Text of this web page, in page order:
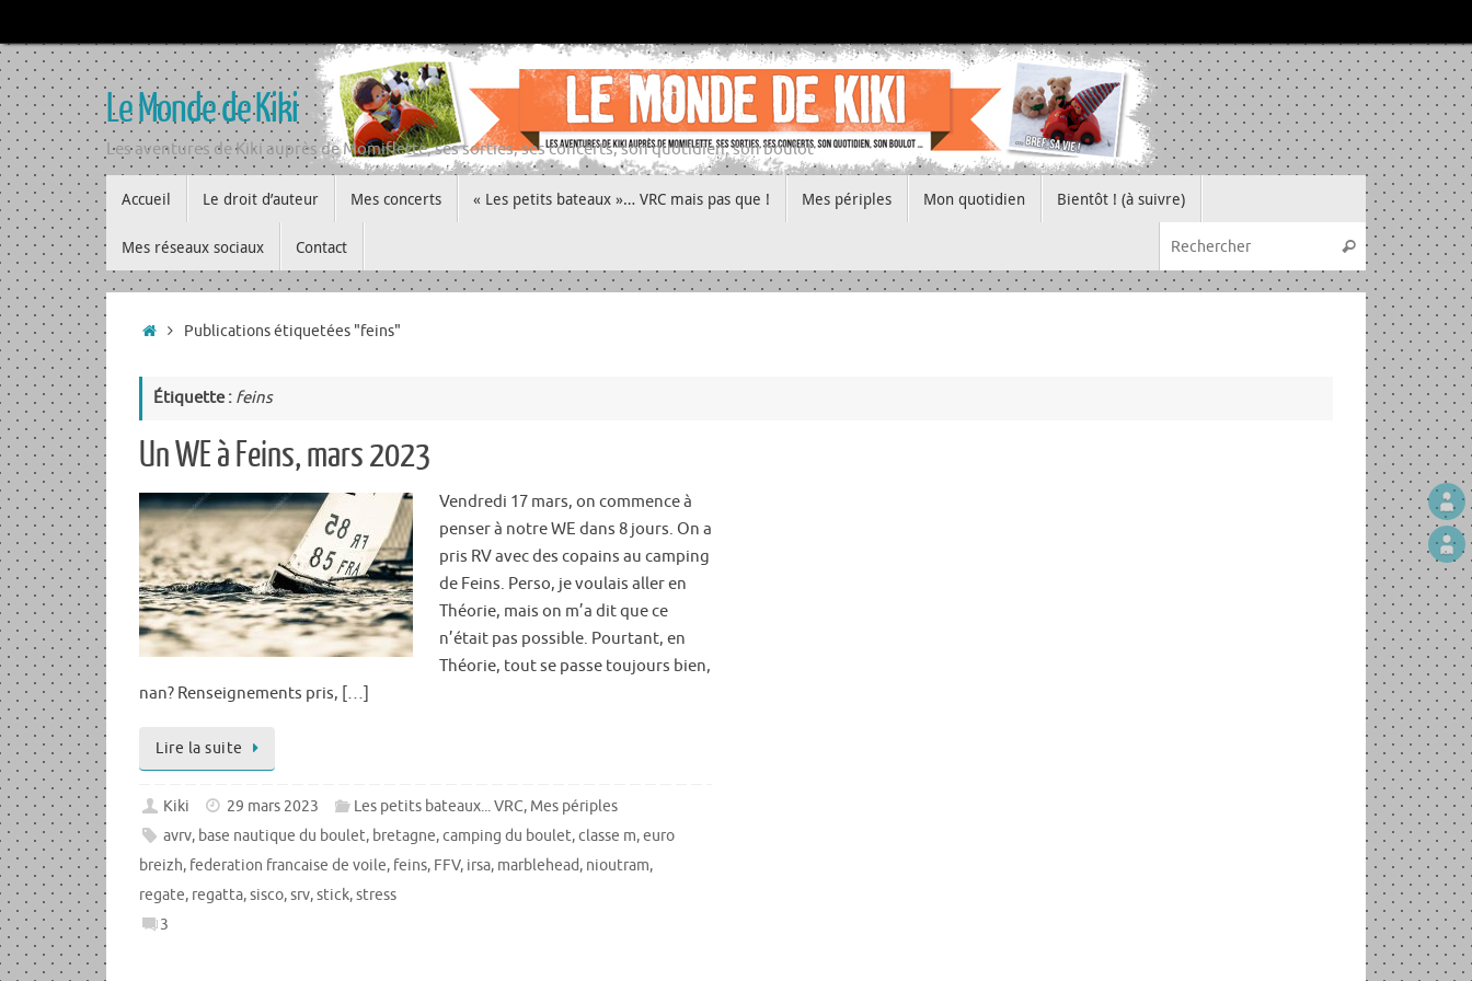
au
contenu
Le Monde de Kiki
Les aventures de Kiki auprès de Momiflette, ses sorties, ses concerts, son quotidien, son boulot
au
contenu
Accueil Le droit d’auteur Mes concerts « Les petits bateaux »… VRC mais pas que ! Mes périples Mon quotidien Bientôt ! (à suivre)
Mes réseaux sociaux Contact
Recherche
Rechercher
Accueil
Publications étiquetées "feins"
Étiquette : feins
Un WE à Feins, mars 2023
Vendredi 17 mars, on commence à
penser à notre WE dans 8 jours. On a
pris RV avec des copains au camping
de Feins. Perso, je voulais aller en
Théorie, mais on m’a dit que ce
n’était pas possible. Pourtant, en
Théorie, tout se passe toujours bien,
nan? Renseignements pris, […]
Lire la suite
Kiki 29 mars 2023 Les petits bateaux... VRC, Mes périples
avrv, base nautique du boulet, bretagne,camping du boulet,classe m,euro
breizh, federation francaise de voile, feins, FFV, irsa, marblehead, nioutram,
regate, regatta,sisco,srv,stick,stress
3